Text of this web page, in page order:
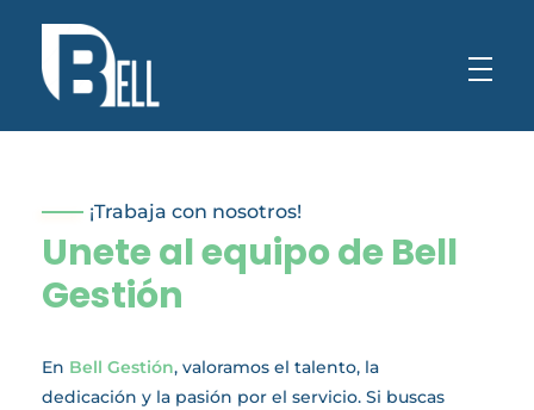
¡Trabaja con nosotros!
Unete al equipo de Bell
Gestión
En Bell Gestión, valoramos el talento, la
dedicación y la pasión por el servicio. Si buscas